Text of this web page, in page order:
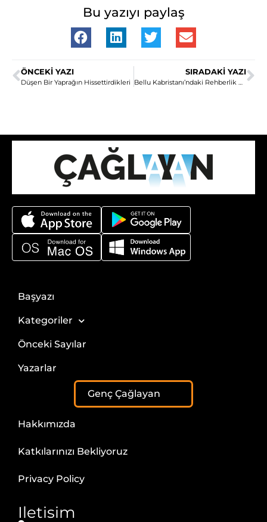
Bu yazıyı paylaş
ÖNCEKI YAZI
Düşen Bir Yaprağın Hissettirdikleri
SIRADAKI YAZI
Başyazı
Kategoriler
Önceki Sayılar
Yazarlar
Genç Çağlayan
Hakkımızda
Katkılarınızı Bekliyoruz
Privacy Policy
Iletisim